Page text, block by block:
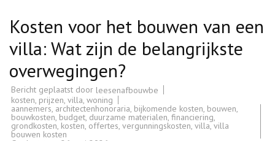
Kosten voor het bouwen van een
villa: Wat zijn de belangrijkste
overwegingen?
Bericht geplaatst door leesenafbouwbe
kosten, prijzen, villa, woning
aannemers, architectenhonoraria, bijkomende kosten, bouwen,
bouwkosten, budget, duurzame materialen, financiering,
grondkosten, kosten, offertes, vergunningskosten, villa,villa
bouwen kosten